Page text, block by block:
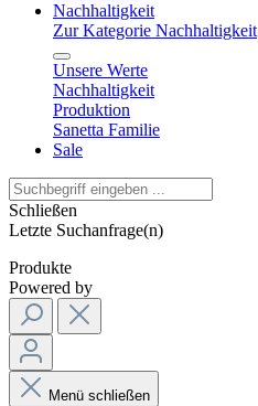
Nachhaltigkeit
Zur Kategorie Nachhaltigkeit
Unsere Werte
Nachhaltigkeit
Produktion
Sanetta Familie
Sale
Schließen
Letzte Suchanfrage(n)
Produkte
Powered by
Menü schließen